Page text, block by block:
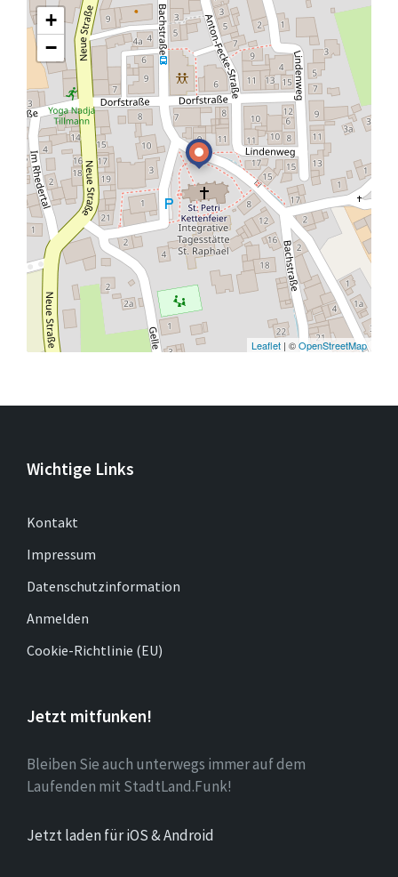
+
−
Leaflet | ©OpenStreetMap
Wichtige Links
Kontakt
Impressum
Datenschutzinformation
Anmelden
Cookie-Richtlinie (EU)
Jetzt mitfunken!
Bleiben Sie auch unterwegs immer auf dem
Laufenden mit StadtLand.Funk!
Jetzt laden für iOS & Android